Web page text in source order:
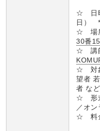
☆ 日
日）
☆ 場
30番
☆ 講
☆ 対
望者
者 など
☆ 形
／オン
☆ 料